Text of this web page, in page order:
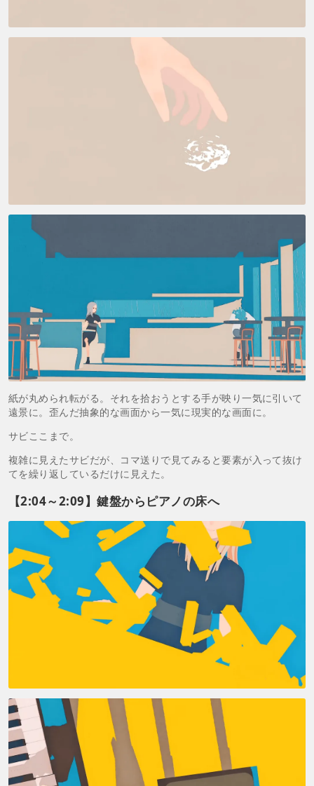
紙が丸められ転がる。それを拾おうとする手が映り一気に引いて
遠景に。歪んだ抽象的な画面から一気に現実的な画面に。
サビここまで。
複雑に見えたサビだが、コマ送りで見てみると要素が入って抜け
てを繰り返しているだけに見えた。
【2:04～2:09】鍵盤からピアノの床へ